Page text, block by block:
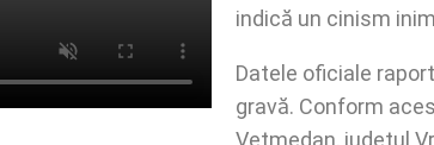
indică un cinism
Datele oficiale
gravă. Conform
Vetmedan, județul